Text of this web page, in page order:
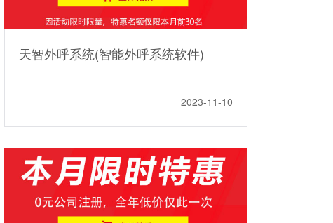
天智外呼系统(智能外呼系统软件)
2023-11-10